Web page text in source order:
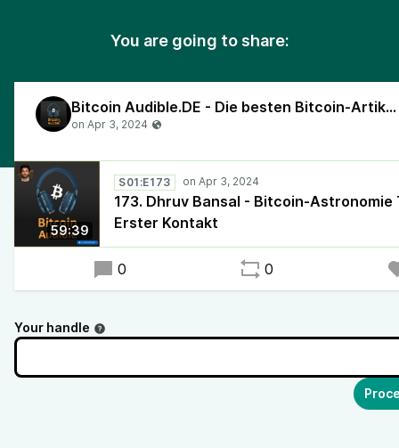
You are going to share:
Bitcoin Audible.DE - Die besten Bitcoin-Artikel, vorgelesen in deutscher Sprache!
59:39
S01:E173
173. Dhruv Bansal - Bitcoin-Astronomie
Erster Kontakt
0 0
Your handle